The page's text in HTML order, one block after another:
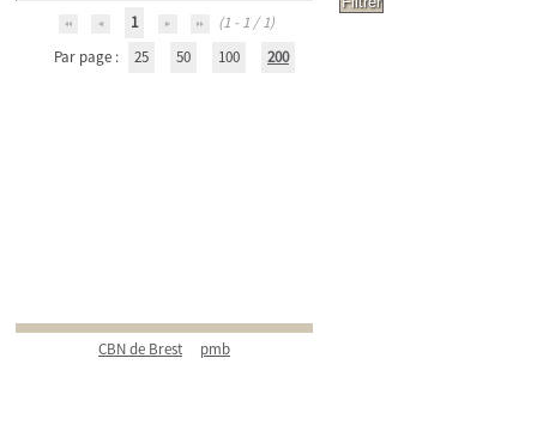
1
(1 - 1 / 1)
Par page :
25 50 100 200
CBN de Brest pmb